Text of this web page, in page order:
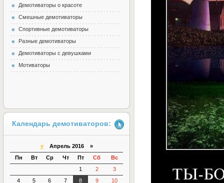
Демотиваторы о красоте
Смешные демотиваторы
Спортивные демотиваторы
Разные демотиваторы
Демотиваторы с девушками
Мотиваторы
Календарь демотиваторов:
«Апрель 2016 »
Пн
Вт Ср Чт Пт Сб
Вс
1
2
3
4
5 6 7 8 9
10